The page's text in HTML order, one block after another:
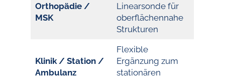
Orthopädie /
MSK
Linearsonde für
oberflächennahe
Strukturen
Klinik / Station /
Ambulanz
Flexible
Ergänzung zum
stationären